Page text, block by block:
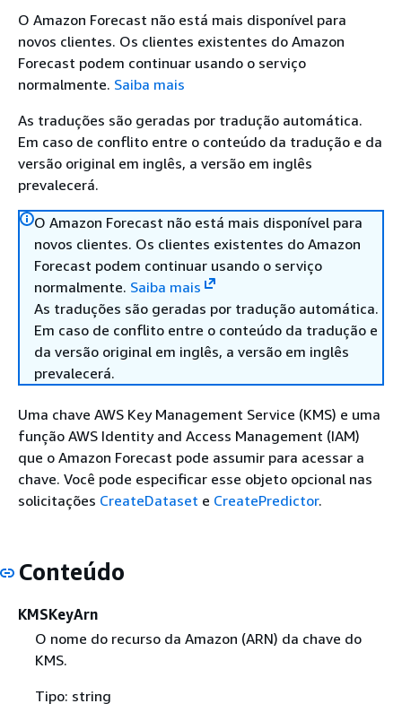
O Amazon Forecast não está mais disponível para
novos clientes. Os clientes existentes do Amazon
Forecast podem continuar usando o serviço
normalmente. Saiba mais
As traduções são geradas por tradução automática.
Em caso de conflito entre o conteúdo da tradução e da
versão original em inglês, a versão em inglês
prevalecerá.
O Amazon Forecast não está mais disponível para
novos clientes. Os clientes existentes do Amazon
Forecast podem continuar usando o serviço
normalmente. Saiba mais
As traduções são geradas por tradução automática.
Em caso de conflito entre o conteúdo da tradução e
da versão original em inglês, a versão em inglês
prevalecerá.
Uma chave AWS Key Management Service (KMS) e uma
função AWS Identity and Access Management (IAM)
que o Amazon Forecast pode assumir para acessar a
chave. Você pode especificar esse objeto opcional nas
solicitações CreateDataset e CreatePredictor.
Conteúdo
KMSKeyArn
O nome do recurso da Amazon (ARN) da chave do
KMS.
Tipo: string